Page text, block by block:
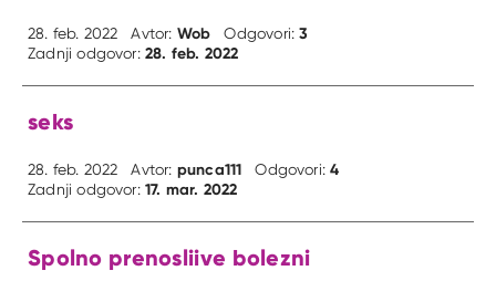
28. feb. 2022 Avtor: Wob Odgovori:3
Zadnji odgovor:28. feb. 2022
seks
28. feb. 2022 Avtor: punca111 Odgovori:4
Zadnji odgovor:17. mar. 2022
Spolno prenosliive bolezni